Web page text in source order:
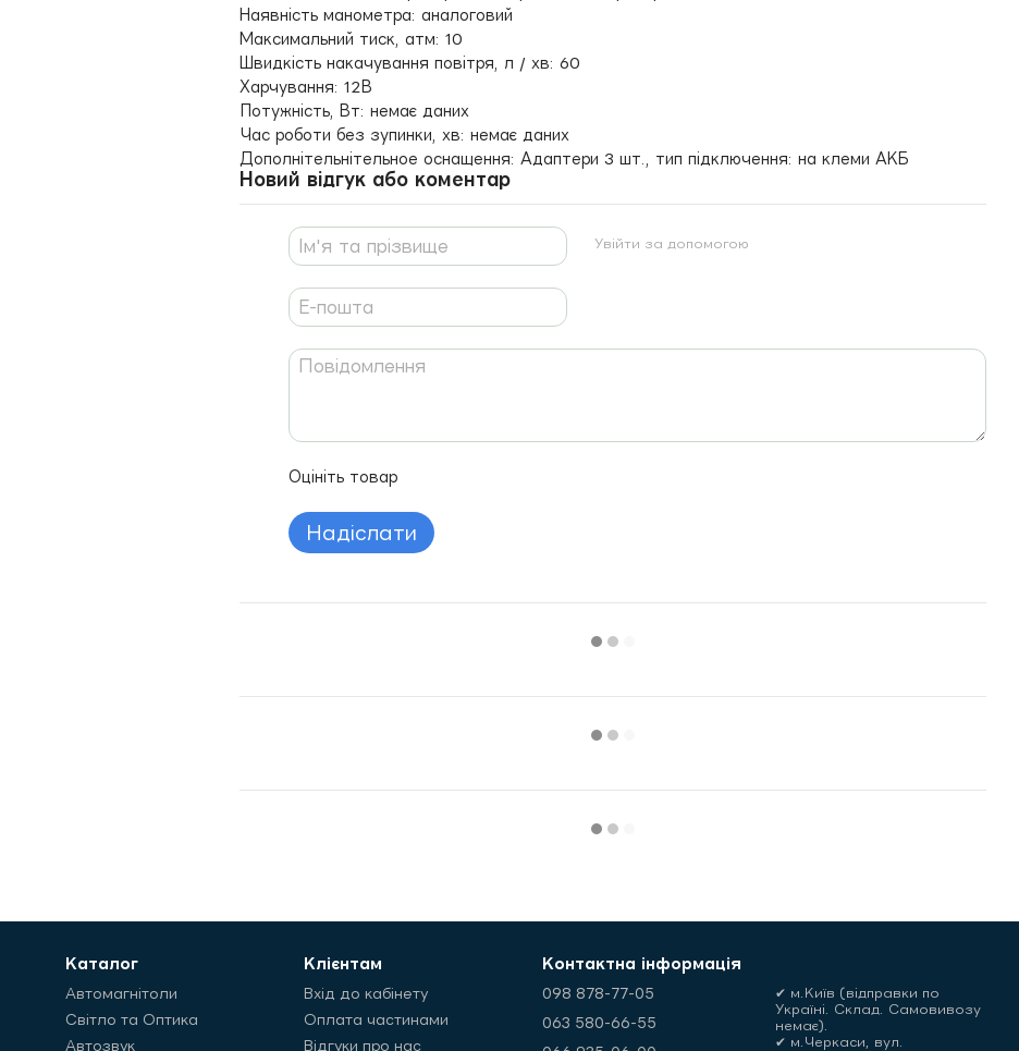
Наявність манометра: аналоговий
Максимальний тиск, атм: 10
Швидкість накачування повітря, л / хв: 60
Харчування: 12В
Потужність, Вт: немає даних
Час роботи без зупинки, хв: немає даних
Дополнітельнітельное оснащення: Адаптери 3 шт., тип підключення: на клеми АКБ
Новий відгук або коментар
Увійти за допомогою
Оцініть товар
Надіслати
Каталог
Автомагнітоли
Світло та Оптика
Автозвук
Клієнтам
Вхід до кабінету
Оплата частинами
Відгуки про нас
Контактна інформація
098 878-77-05
063 580-66-55
✔ м.Київ (відправки по
Україні. Склад. Самовивозу
немає).
✔ м.Черкаси, вул.